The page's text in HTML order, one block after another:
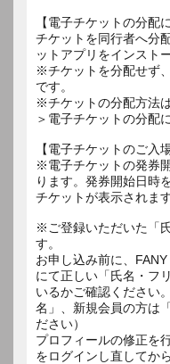
【電子チケットの分配
チケットを同行者へ分
ットアプリをインスト
※チケットを分配せず
です。
※チケットの分配方法
＞電子チケットの分配
【電子チケットのご入
※電子チケットの発券
ります。発券開始日時
チケットが表示されます
※ご登録いただいた「
す。
お申し込み前に、
にて正しい「氏名・フ
いるかご確認ください
名」、新規会員の方は
ださい）
プロフィールの修正を
をログインし直してか